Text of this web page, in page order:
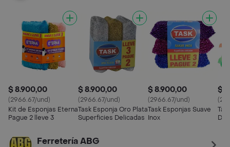
$ 8.900,00
(2966.67/und)
Kit de Esponjas Eterna
Pague 2 lleve 3
$ 8.900,00
(2966.67/und)
Task Esponja Oro Plata
Superficies Delicadas
$ 8.900,00
(2966.67/und)
Task Esponjas Suave
Inox
$
Ferretería ABG